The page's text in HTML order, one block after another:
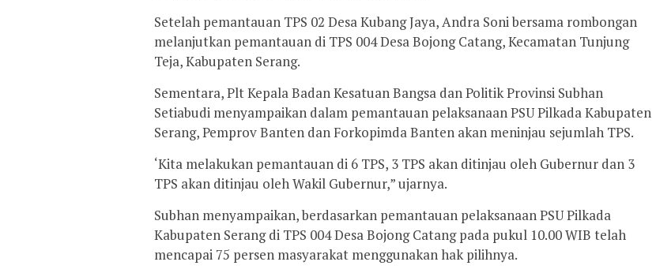
Setelah pemantauan TPS 02 Desa Kubang Jaya, Andra Soni bersama rombongan
melanjutkan pemantauan di TPS 004 Desa Bojong Catang, Kecamatan Tunjung
Teja, Kabupaten Serang.
Sementara, Plt Kepala Badan Kesatuan Bangsa dan Politik Provinsi Subhan
Setiabudi menyampaikan dalam pemantauan pelaksanaan PSU Pilkada Kabupaten
Serang, Pemprov Banten dan Forkopimda Banten akan meninjau sejumlah TPS.
‘Kita melakukan pemantauan di 6 TPS, 3 TPS akan ditinjau oleh Gubernur dan 3
TPS akan ditinjau oleh Wakil Gubernur,” ujarnya.
Subhan menyampaikan, berdasarkan pemantauan pelaksanaan PSU Pilkada
Kabupaten Serang di TPS 004 Desa Bojong Catang pada pukul 10.00 WIB telah
mencapai 75 persen masyarakat menggunakan hak pilihnya.